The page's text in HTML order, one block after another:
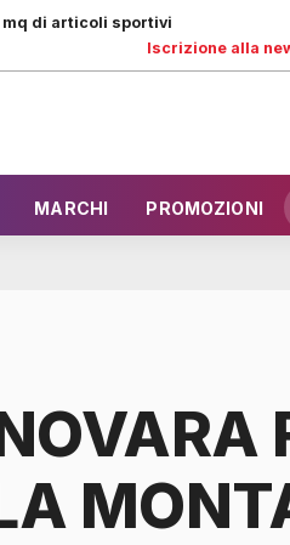
mq di articoli sportivi
Iscrizione alla
MARCHI PROMOZIONI